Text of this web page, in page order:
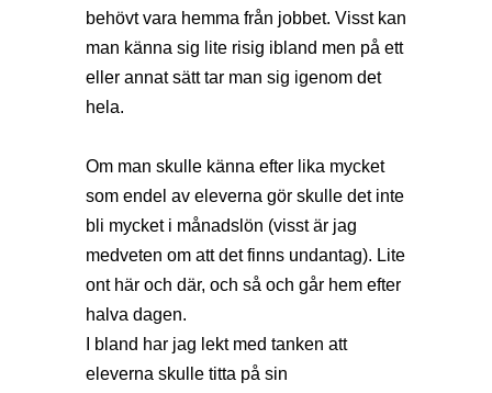
behövt vara hemma från jobbet. Visst kan
man känna sig lite risig ibland men på ett
eller annat sätt tar man sig igenom det
hela.
Om man skulle känna efter lika mycket
som endel av eleverna gör skulle det inte
bli mycket i månadslön (visst är jag
medveten om att det finns undantag). Lite
ont här och där, och så och går hem efter
halva dagen.
I bland har jag lekt med tanken att
eleverna skulle titta på sin